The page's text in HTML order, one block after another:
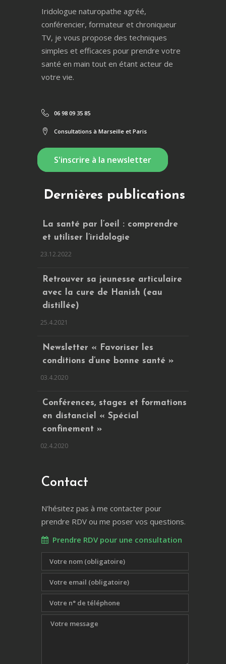
Iridologue naturopathe agréé,
conférencier, formateur et chroniqueur
TV, je vous propose des techniques
simples et efficaces pour prendre votre
santé en main tout en étant acteur de
votre vie.
06 98 09 35 85
Consultations à Marseille et Paris
S'inscrire à la newsletter
Dernières publications
La santé par l’oeil : comprendre
et utiliser l’iridologie
23.12.2022
Retrouver sa jeunesse articulaire
avec la cure de Hanish (eau
distillée)
25.4.2021
Newsletter « Favoriser les
conditions d’une bonne santé »
03.4.2020
Conférences, stages et formations
en distanciel « Spécial
confinement »
02.4.2020
Contact
N'hésitez pas à me contacter pour
prendre RDV ou me poser vos questions.
Prendre RDV pour une consultation